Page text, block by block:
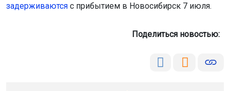
задерживаются с прибытием в Новосибирск 7 июля.
Поделиться новостью: